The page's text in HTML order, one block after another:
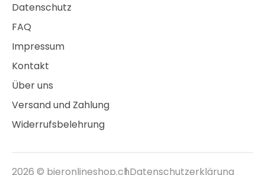
Datenschutz
FAQ
Impressum
Kontakt
Über uns
Versand und Zahlung
Widerrufsbelehrung
2026 © bieronlineshop.chDatenschutzerklärung